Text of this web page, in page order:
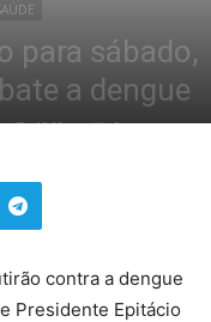
para sábado,
a dengue
1860 0
contra a dengue
Presidente Epitácio